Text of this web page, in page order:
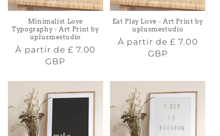
Minimalist Love
Typography - Art Print by
uplusmestudio
Prix
habituel
À partir de£ 7.00
GBP
Eat Play Love - Art Print by
uplusmestudio
Prix
habituel
À partir de£ 7.00
GBP